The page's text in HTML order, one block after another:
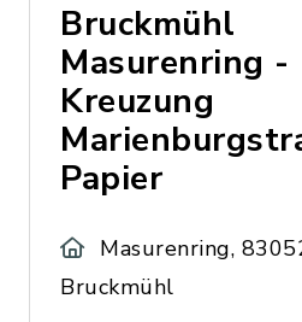
Bruckmühl
Masurenring -
Kreuzung
Papier
Masurenring,
Bruckmühl